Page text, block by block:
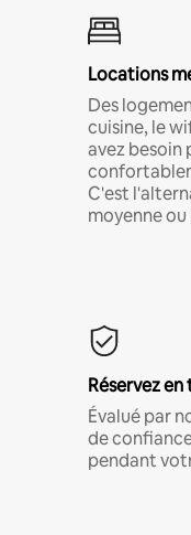
Locations
Des
cuisine, le
avez besoin
C'est
moyenne
Réservez
Évalué par
de
pendant